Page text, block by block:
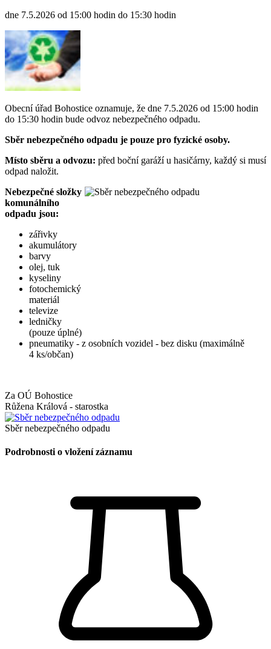
dne 7.5.2026 od 15:00 hodin do 15:30 hodin
Obecní úřad Bohostice oznamuje, že dne 7.5.2026 od 15:00 hodin
do 15:30 hodin bude odvoz nebezpečného odpadu.
Sběr nebezpečného odpadu je pouze pro fyzické osoby.
Místo sběru a odvozu: před boční garáží u hasičárny, každý si musí
odpad naložit.
Nebezpečné složky
komunálního
odpadu jsou:
zářivky
akumulátory
barvy
olej, tuk
kyseliny
fotochemický
materiál
televize
ledničky
(pouze úplné)
pneumatiky - z osobních vozidel - bez disku (maximálně
4 ks/občan)
Za OÚ Bohostice
Růžena Králová - starostka
Sběr nebezpečného odpadu
Podrobnosti o vložení záznamu